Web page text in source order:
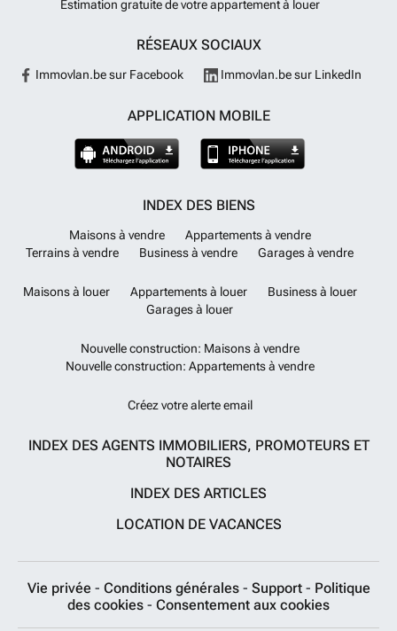
Estimation gratuite de votre appartement à louer
RÉSEAUX SOCIAUX
Immovlan.be sur Facebook Immovlan.be sur LinkedIn
APPLICATION MOBILE
INDEX DES BIENS
Maisons à vendre
Appartements à vendre
Terrains à vendre
Business à vendre Garages à vendre
Maisons à louer Appartements à louer
Business à louer
Garages à louer
Nouvelle construction: Maisons à vendre
Nouvelle construction: Appartements à vendre
Créez votre alerte email
INDEX DES AGENTS IMMOBILIERS, PROMOTEURS ET
NOTAIRES
INDEX DES ARTICLES
LOCATION DE VACANCES
Vie privée - Conditions générales - Support - Politique
des cookies - Consentement aux cookies